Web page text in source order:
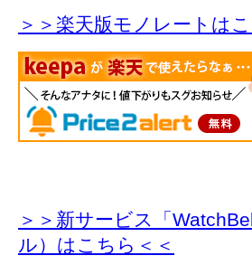
＞＞楽天版モノレートは
＞＞新サービス「
ル）はこちら＜＜